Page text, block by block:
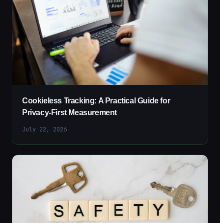
Cookieless Tracking: A Practical Guide for
Privacy-First Measurement
July 22, 2026